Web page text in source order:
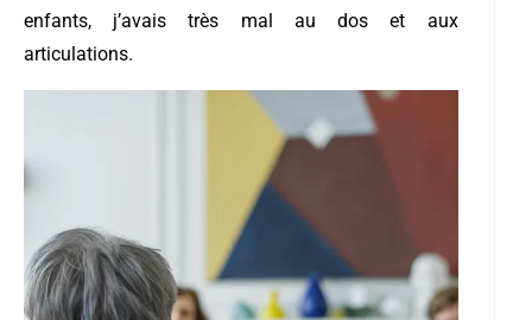
enfants, j’avais très mal au dos et aux
articulations.